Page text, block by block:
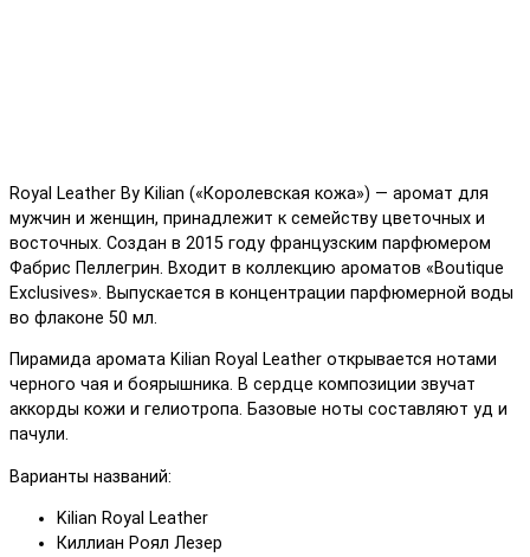
Royal Leather By Kilian («Королевская кожа») — аромат для
мужчин и женщин, принадлежит к семейству цветочных и
восточных. Создан в 2015 году французским парфюмером
Фабрис Пеллегрин. Входит в коллекцию ароматов «Boutique
Exclusives». Выпускается в концентрации парфюмерной воды
во флаконе 50 мл.
Пирамида аромата Kilian Royal Leather открывается нотами
черного чая и боярышника. В сердце композиции звучат
аккорды кожи и гелиотропа. Базовые ноты составляют уд и
пачули.
Варианты названий:
Kilian Royal Leather
Киллиан Роял Лезер